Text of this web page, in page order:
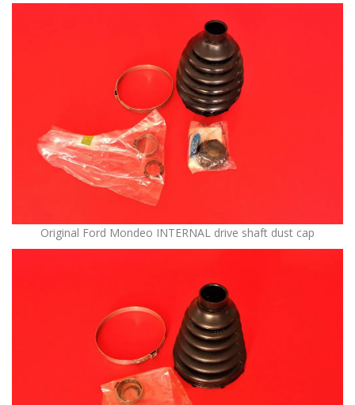
Original Ford Mondeo INTERNAL drive shaft dust cap